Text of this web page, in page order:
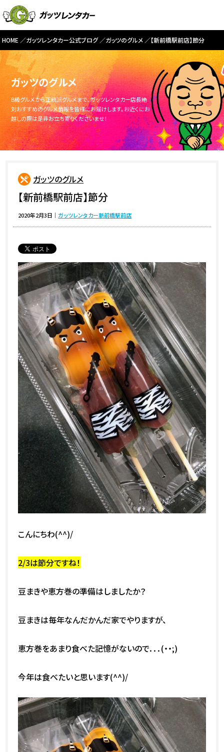
HOME ガッツレンタカー公式ブログ ガッツのグルメ 【新前橋駅前店】節分
ガッツのグルメ
B級グルメから正統派グルメまで、ガッツレンタカー店長絶
対おすすめのグルメ情報を皆様にお届けします。お近くにお
越しの際は是非お立ち寄りくださいませ！
ガッツのグルメ
【新前橋駅前店】節分
2020年2月3日 ｜ガッツレンタカー新前橋駅前店
こんにちわ(^^)/
2/3は節分ですね！
豆まきや恵方巻の準備はしましたか？
豆まきは毎年なんだかんだ家でやりますが、
恵方巻をあまり食べた記憶がないので．．．(・・;)
今年は食べたいと思います(^^)/